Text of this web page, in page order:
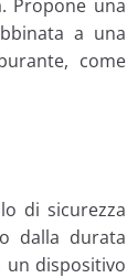
Propone una
a una
come
di sicurezza
dalla durata
un dispositivo